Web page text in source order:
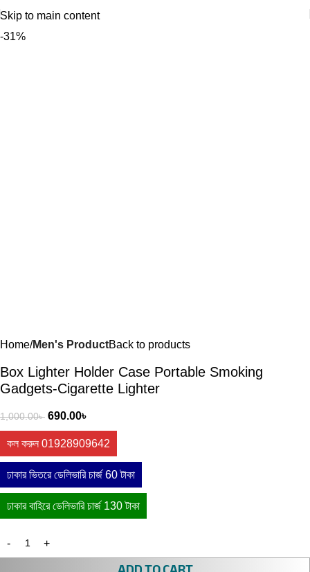
Skip to main content
-31%
Home Men's ProductBack to products
Box Lighter Holder Case Portable Smoking
Gadgets-Cigarette Lighter
1,000.00৳ 690.00৳
কল করুন 01928909642
ঢাকার ভিতরে ডেলিভারি চার্জ 60 টাকা
ঢাকার বাহিরে ডেলিভারি চার্জ 130 টাকা